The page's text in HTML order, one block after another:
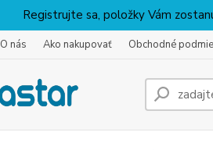
Registrujte sa, položky Vám
O nás Ako nakupovať Obchodné